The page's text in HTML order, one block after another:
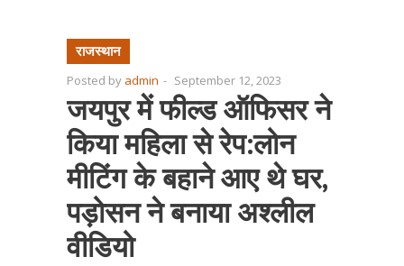
राजस्थान
Posted by admin - September 12, 2023
जयपुर में फील्ड ऑफिसर ने
किया महिला से रेप:लोन
मीटिंग के बहाने आए थे घर,
पड़ोसन ने बनाया अश्लील
वीडियो